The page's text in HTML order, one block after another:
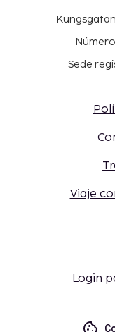
Kungsgatan
Sede
Viaje
Login